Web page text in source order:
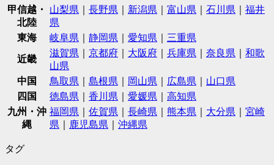
甲信越・
北陸
山梨県 長野県 新潟県 富山県 石川県
福井
県
東海
岐阜県 静岡県 愛知県 三重県
近畿
滋賀県 京都府 大阪府 兵庫県 奈良県
和歌
山県
中国
鳥取県 島根県 岡山県 広島県
山口県
四国
徳島県 香川県 愛媛県
高知県
九州・沖
縄
福岡県 佐賀県 長崎県 熊本県 大分県
宮崎
県
鹿児島県 沖縄県
タグ